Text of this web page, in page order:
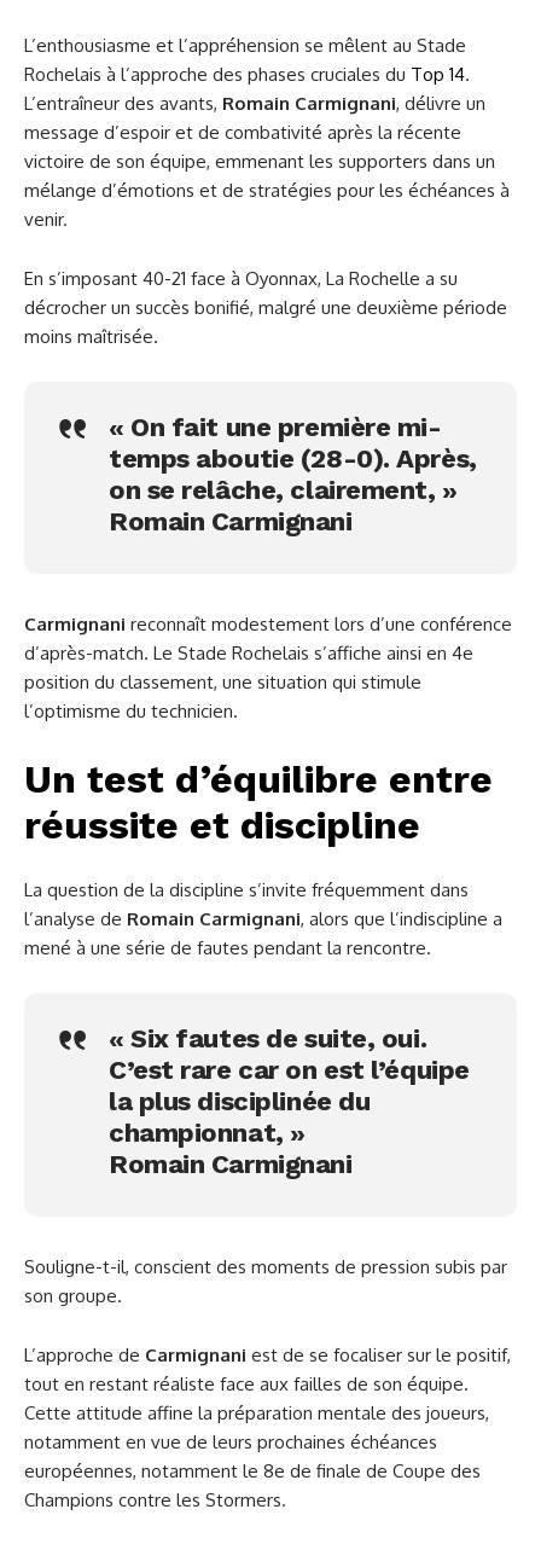
L’enthousiasme et l’appréhension se mêlent au Stade
Rochelais à l’approche des phases cruciales du Top 14.
L’entraîneur des avants, Romain Carmignani, délivre un
message d’espoir et de combativité après la récente
victoire de son équipe, emmenant les supporters dans un
mélange d’émotions et de stratégies pour les échéances à
venir.
En s’imposant 40-21 face à Oyonnax, La Rochelle a su
décrocher un succès bonifié, malgré une deuxième période
moins maîtrisée.
« On fait une première mi-
temps aboutie (28-0). Après,
on se relâche, clairement, »
Romain Carmignani
Carmignani reconnaît modestement lors d’une conférence
d’après-match. Le Stade Rochelais s’affiche ainsi en 4e
position du classement, une situation qui stimule
l’optimisme du technicien.
Un test d’équilibre entre
réussite et discipline
La question de la discipline s’invite fréquemment dans
l’analyse de Romain Carmignani, alors que l’indiscipline a
mené à une série de fautes pendant la rencontre.
« Six fautes de suite, oui.
C’est rare car on est l’équipe
la plus disciplinée du
championnat, »
Romain Carmignani
Souligne-t-il, conscient des moments de pression subis par
son groupe.
L’approche de Carmignani est de se focaliser sur le positif,
tout en restant réaliste face aux failles de son équipe.
Cette attitude affine la préparation mentale des joueurs,
notamment en vue de leurs prochaines échéances
européennes, notamment le 8e de finale de Coupe des
Champions contre les Stormers.